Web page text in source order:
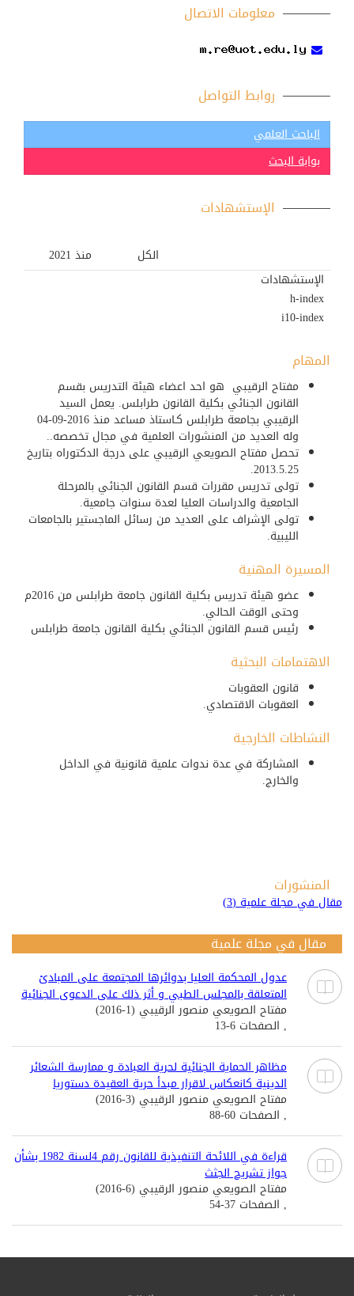
معلومات الاتصال
روابط التواصل
الباحث العلمي
بوابة البحث
الإستشهادات
الكل
منذ 2021
الإستشهادات
h-index
i10-index
المهام
مفتاح الرقيبي هو احد اعضاء هيئة التدريس بقسم
القانون الجنائي بكلية القانون طرابلس. يعمل السيد
الرقيبي بجامعة طرابلس كـاستاذ مساعد منذ 2016-09-04
وله العديد من المنشورات العلمية في مجال تخصصه..
تحصل مفتاح الصويعي الرقيبي على درجة الدكتوراه بتاريخ
2013.5.25.
تولى تدريس مقررات قسم القانون الجنائي بالمرحلة
الجامعية والدراسات العليا لعدة سنوات جامعية.
تولى الإشراف على العديد من رسائل الماجستير بالجامعات
الليبية.
المسيرة المهنية
عضو هيئة تدريس بكلية القانون جامعة طرابلس من 2016م
وحتى الوقت الحالي.
رئيس قسم القانون الجنائي بكلية القانون جامعة طرابلس
الاهتمامات البحثية
قانون العقوبات
العقوبات الاقتصادي.
النشاطات الخارجية
المشاركة في عدة ندوات علمية قانونية في الداخل
والخارج.
المنشورات
مقال في مجلة علمية (3)
مقال في مجلة علمية
عدول المحكمة العليا بدوائرها المجتمعة على المبادئ
المتعلقة بالمجلس الطبي و أثر ذلك على الدعوى الجنائية
مفتاح الصويعي منصور الرقيبي (1-2016)
, الصفحات 6-13
مظاهر الحماية الجنائية لحرية العبادة و ممارسة الشعائر
الدينية كانعكاس لاقرار مبدأ حرية العقيدة دستوريا
مفتاح الصويعي منصور الرقيبي (3-2016)
, الصفحات 60-88
قراءة في اللائحة التنفيذية للقانون رقم 4لسنة 1982 بشأن
جواز تشريح الجثث
مفتاح الصويعي منصور الرقيبي (6-2016)
, الصفحات 37-54